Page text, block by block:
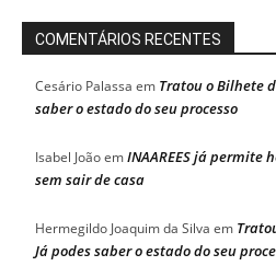
COMENTÁRIOS RECENTES
Cesário Palassa em Tratou o Bilhete
saber o estado do seu processo
Isabel JoãoemINAAREES já permite
sem sair de casa
Hermegildo Joaquim da Silva em
Já podes saber o estado do seu